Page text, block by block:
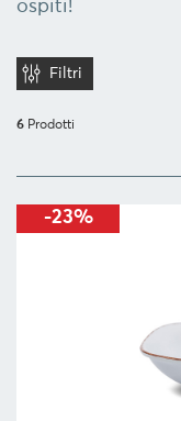
DA
SERVIRE
ORGANIZZAZIONE
FOOD
ospiti!
Filtri
6 Prodotti
-23%